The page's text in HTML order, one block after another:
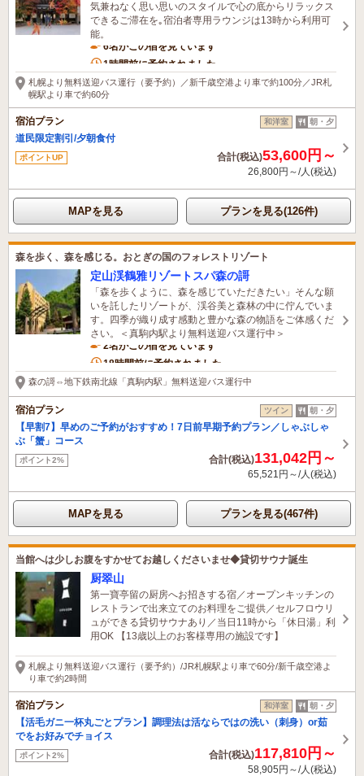
気兼ねなく思い思いのスタイルで心の底からリラックス
できるご滞在を｡宿泊者専用ラウンジは13時から利用可
能。
6名がこの宿を見ています
1時間前に予約されました
札幌より無料送迎バス運行（要予約）／新千歳空港より車で約100分／JR札
幌駅より車で約60分
宿泊プラン 和洋室 朝・夕
道民限定割引/夕朝食付
ポイントUP 合計(税込)53,600円～
26,800円～/人(税込)
MAPを見る プランを見る(126件)
森を歩く、森を感じる。おとぎの国のフォレストリゾート
定山渓鶴雅リゾートスパ森の謌
「森を歩くように、森を感じていただきたい」そんな願
いを託したリゾートが、渓谷美と森林の中に佇んでいま
す。四季が織り成す感動と豊かな森の物語をご体感くだ
さい。＜真駒内駅より無料送迎バス運行中＞
2名がこの宿を見ています
18時間前に予約されました
森の謌⇔地下鉄南北線「真駒内駅」無料送迎バス運行中
宿泊プラン ツイン 朝・夕
【早割7】早めのご予約がおすすめ！7日前早期予約プラン／しゃぶしゃ
ぶ「蟹」コース
ポイント2% 合計(税込)131,042円～
65,521円～/人(税込)
MAPを見る プランを見る(467件)
当館へは少しお腹をすかせてお越しくださいませ◆貸切サウナ誕生
厨翠山
第一寶亭留の厨房へお招きする宿／オープンキッチンの
レストランで出来立てのお料理をご提供／セルフロウリ
ュができる貸切サウナあり／当日11時から「休日湯」利
用OK 【13歳以上のお客様専用の施設です】
札幌より無料送迎バス運行（要予約）/JR札幌駅より車で60分/新千歳空港よ
り車で約2時間
宿泊プラン 和洋室 朝・夕
【活毛ガニ一杯丸ごとプラン】調理法は活ならではの洗い（刺身）or茹
でをお好みでチョイス
ポイント2% 合計(税込)117,810円～
58,905円～/人(税込)